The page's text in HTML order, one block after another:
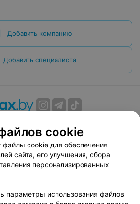
Добавить компанию
Добавить специалиста
договор
Способы оплаты
по использованию сервиса
«Афиша»
соглашение
вопросам сотрудничества
cookie
файлы cookie для обеспечения
сайта, его улучшения, сбора
персонализированных
параметры использования файлов